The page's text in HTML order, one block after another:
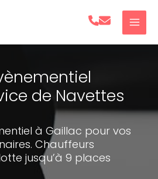
de Navettes
à Gaillac pour vos
Chauffeurs
jusqu’à 9 places